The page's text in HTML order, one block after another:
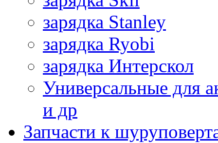
зарядка Stanley
зарядка Ryobi
зарядка Интерскол
Универсальные для
и др
Запчасти к